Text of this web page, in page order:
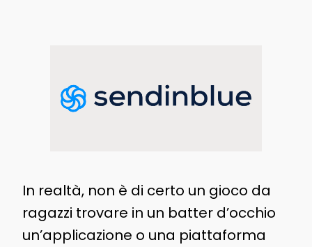
In realtà, non è di certo un gioco da
ragazzi trovare in un batter d’occhio
un’applicazione o una piattaforma